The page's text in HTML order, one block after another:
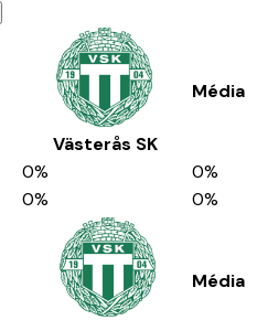
Västerås SK
Média
0% 0%
0% 0%
Média